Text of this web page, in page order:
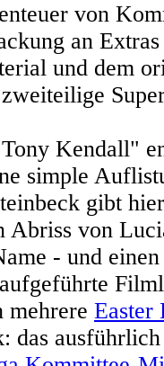
von
an
und dem
Kendall"
simple
gibt
Abriss von
- und
mehrere Easter
das